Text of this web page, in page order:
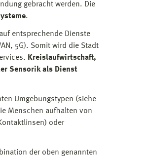
gebracht werden. Die
.
entsprechende Dienste
5G). Somit wird die Stadt
Kreislaufwirtschaft,
Sensorik als Dienst
Umgebungstypen (siehe
Menschen aufhalten von
oder
der oben genannten